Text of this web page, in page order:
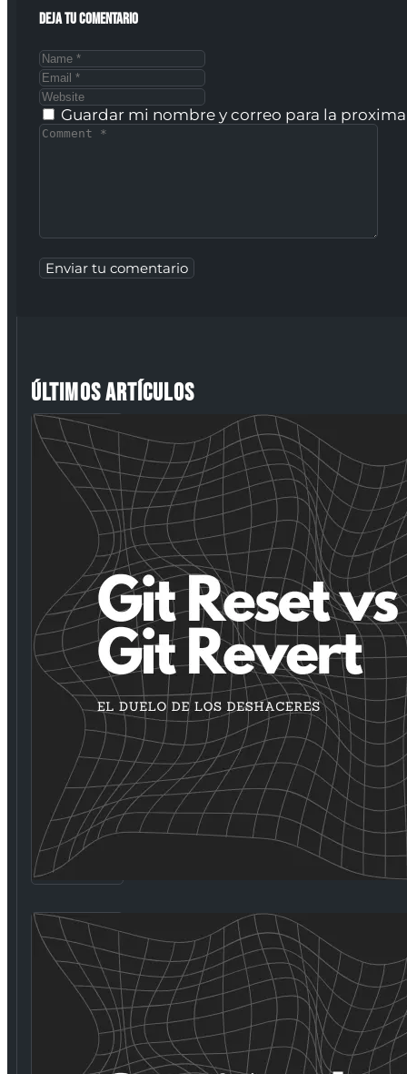
Deja tu comentario
Guardar mi nombre y correo para la
ÚLTIMOS ARTÍCULOS